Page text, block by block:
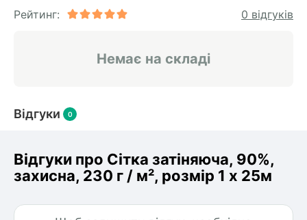
Рейтинг:
0 відгуків
Немає на складі
Відгуки 0
Відгуки про Сітка затіняюча, 90%,
захисна, 230 г / м², розмір 1 х 25м